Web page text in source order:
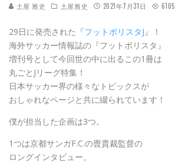
土屋 雅史 土屋雅史 2021年7月31日 6105
29日に発売された『フットボリスタJ』！
海外サッカー情報誌の『フットボリスタ』
増刊号として今回世の中に出るこの1冊は
丸ごとJリーグ特集！
日本サッカー界の様々なトピックスが
おしゃれなページと共に綴られています！
僕が担当した企画は3つ。
1つは京都サンガF.C.の曺貴裁監督の
ロングインタビュー。